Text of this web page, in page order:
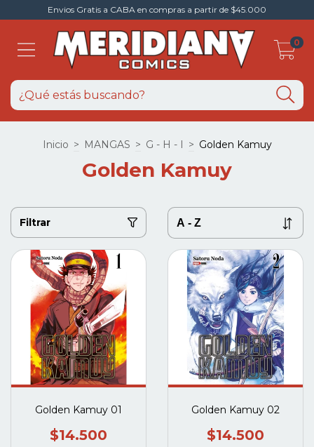
Envios Gratis a CABA en compras a partir de $45.000
0
Inicio > MANGAS > G - H - I > Golden Kamuy
Golden Kamuy
Filtrar
Golden Kamuy 01
$14.500
Golden Kamuy 02
$14.500